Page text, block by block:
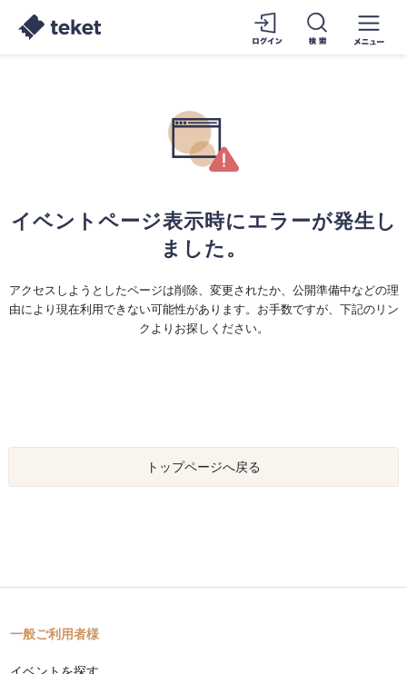
イベントページ表示時にエラーが発生し
ました。
アクセスしようとしたページは削除、変更されたか、公開準備中などの理
由により現在利用できない可能性があります。お手数ですが、下記のリン
クよりお探しください。
トップページへ戻る
一般ご利用者様
イベントを探す